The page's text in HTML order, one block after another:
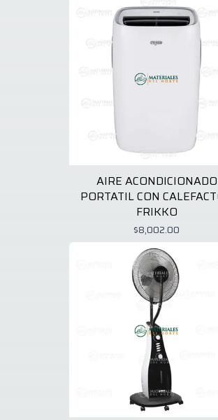
AIRE ACONDICIONADO
PORTATIL CON
FRIKKO
$8,002.00